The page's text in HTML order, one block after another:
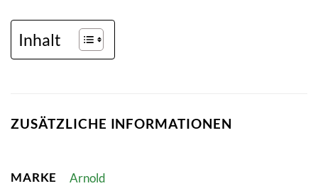
Inhalt
ZUSÄTZLICHE INFORMATIONEN
MARKE Arnold